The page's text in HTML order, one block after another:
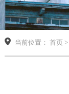
单
我
们
当前位置： 首页